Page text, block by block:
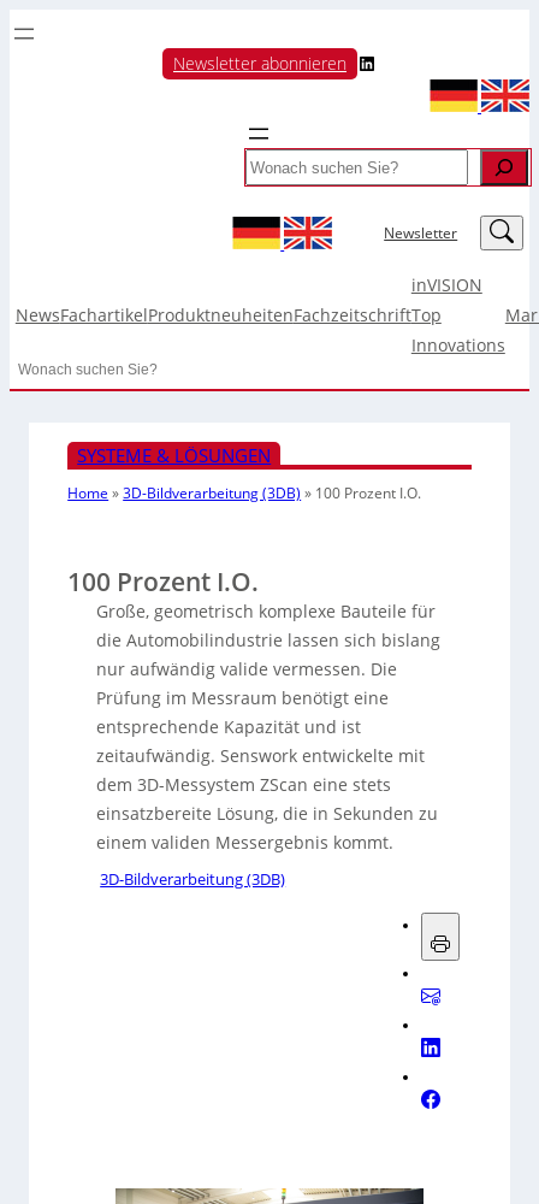
Newsletter abonnieren LinkedIn
Search
Newsletter LinkedIn
NewsFachartikelProduktneuheitenFachzeitschrift
inVISION
Top
Innovations
Search
SYSTEME & LÖSUNGEN
Home »3D-Bildverarbeitung (3DB) » 100 Prozent I.O.
100 Prozent I.O.
Große, geometrisch komplexe Bauteile für
die Automobilindustrie lassen sich bislang
nur aufwändig valide vermessen. Die
Prüfung im Messraum benötigt eine
entsprechende Kapazität und ist
zeitaufwändig. Senswork entwickelte mit
dem 3D-Messystem ZScan eine stets
einsatzbereite Lösung, die in Sekunden zu
einem validen Messergebnis kommt.
3D-Bildverarbeitung (3DB)